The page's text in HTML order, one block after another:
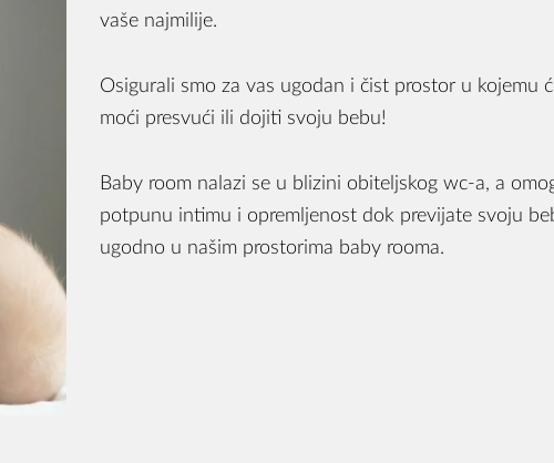
vaše najmilije.
Osigurali smo za vas ugodan i čist prostor u kojemu
moći presvući ili dojiti svoju bebu!
Baby room nalazi se u blizini obiteljskog wc-a, a
potpunu intimu i opremljenost dok previjate svoju
ugodno u našim prostorima baby rooma.